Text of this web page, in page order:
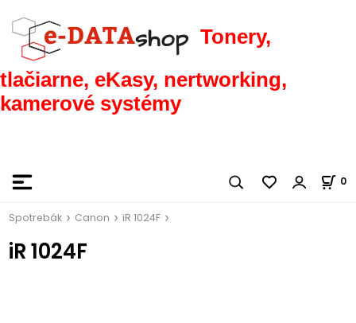
Tonery,
tlačiarne, eKasy, nertworking,
kamerové systémy
0
Spotrebák Canon iR 1024F
iR 1024F